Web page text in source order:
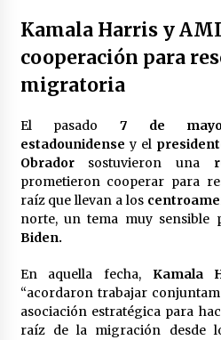
2 meses atrás
México libraría
2 meses atrás
Kamala Harris y
cooperación para
migratoria
El pasado 7 de
estadounidensey el
Obrador sostuvieron una
prometieron cooperar para
raíz que llevan a los
norte, un tema muy sensible
Biden.
En aquella fecha, Kamala
“acordaron trabajar
asociación estratégica para
raíz de la migración desde